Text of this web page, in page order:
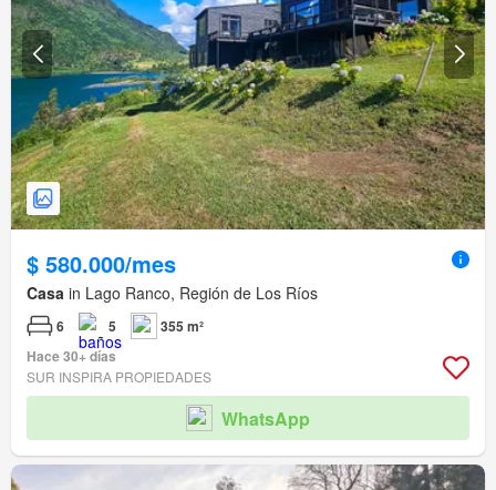
$ 580.000/mes
Casa in Lago Ranco, Región de Los Ríos
6 5
355 m²
Hace 30+ días
SUR INSPIRA PROPIEDADES
WhatsApp